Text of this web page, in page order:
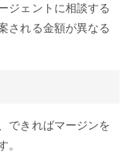
ジェントに相談する
される金額が異なる
できればマージンを
。